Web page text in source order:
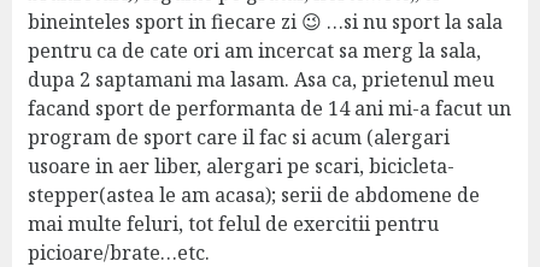
bineinteles sport in fiecare zi 😉 …si nu sport la sala
pentru ca de cate ori am incercat sa merg la sala,
dupa 2 saptamani ma lasam. Asa ca, prietenul meu
facand sport de performanta de 14 ani mi-a facut un
program de sport care il fac si acum (alergari
usoare in aer liber, alergari pe scari, bicicleta-
stepper(astea le am acasa); serii de abdomene de
mai multe feluri, tot felul de exercitii pentru
picioare/brate…etc.